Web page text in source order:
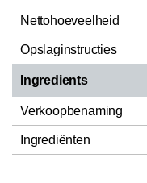
Nettohoeveelheid
Opslaginstructies
Ingredients
Verkoopbenaming
Ingrediënten